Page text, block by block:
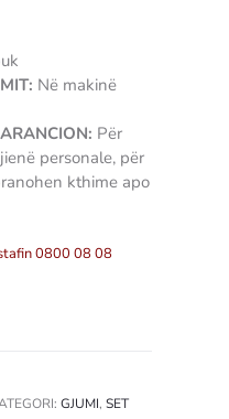
Në makinë
Për
personale, për
kthime apo
0800 08 08
GJUMI, SET